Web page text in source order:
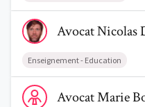
Voir le profil de
AvocatNicolas
Enseignement - Education
Voir le profil de AvocatMarie
AvocatMarie